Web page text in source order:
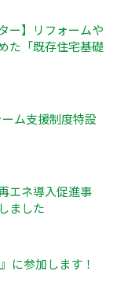
ー】リフォームや
た「既存住宅基礎
ム支援制度特設
エネ導入促進事
ました
に参加します！